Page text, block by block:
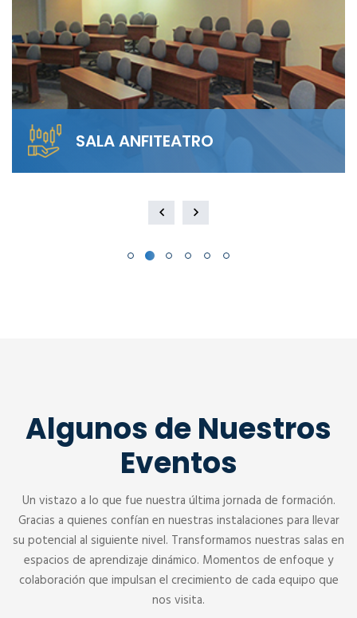
SALA ANFITEATRO
Alquila nuestra Sala Anfiteatro para 40
personas. El diseño escalonado garantiza
Algunos de Nuestros
Eventos
Un vistazo a lo que fue nuestra última jornada de formación.
Gracias a quienes confían en nuestras instalaciones para llevar
su potencial al siguiente nivel. Transformamos nuestras salas en
espacios de aprendizaje dinámico. Momentos de enfoque y
colaboración que impulsan el crecimiento de cada equipo que
nos visita.